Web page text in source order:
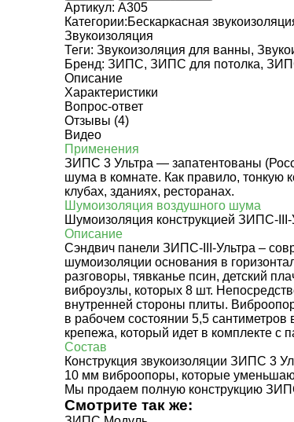
Артикул: A305
Категории:Бескаркасная
Звукоизоляция
Теги: Звукоизоляция для ванны,
Бренд: ЗИПС, ЗИПС для потолка,
Описание
Характеристики
Вопрос-ответ
Отзывы (4)
Видео
Применения
ЗИПС 3 Ультра — запатентованы
шума в комнате. Как правило, тонкую
клубах, зданиях, ресторанах.
Шумоизоляция воздушного шума
Шумоизоляция конструкцией ЗИПС-III-
Описание
Сэндвич панели ЗИПС-III-Ультра –
шумоизоляции основания в
разговоры, тявканье псин, детский
виброузлы, которых 8 шт.
внутренней стороны плиты.
в рабочем состоянии 5,5
крепежа, который идет в комплекте с
Состав
Конструкция звукоизоляции ЗИПС 3
10 мм виброопоры, которые
Мы продаем полную конструкцию
Смотрите так же: